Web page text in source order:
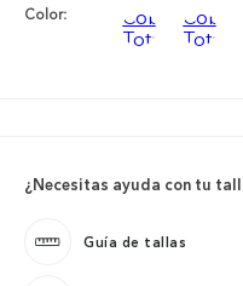
Color:
¿Necesitas ayuda con tu
Guía de tallas